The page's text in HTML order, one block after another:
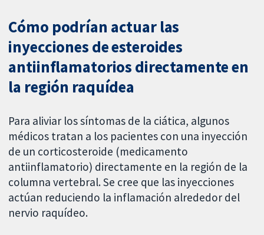
Cómo podrían actuar las
inyecciones de esteroides
antiinflamatorios directamente en
la región raquídea
Para aliviar los síntomas de la ciática, algunos
médicos tratan a los pacientes con una inyección
de un corticosteroide (medicamento
antiinflamatorio) directamente en la región de la
columna vertebral. Se cree que las inyecciones
actúan reduciendo la inflamación alrededor del
nervio raquídeo.